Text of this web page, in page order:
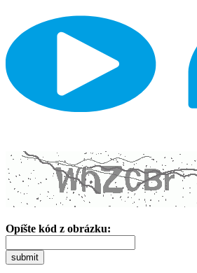
Opíšte kód z obrázku:
submit